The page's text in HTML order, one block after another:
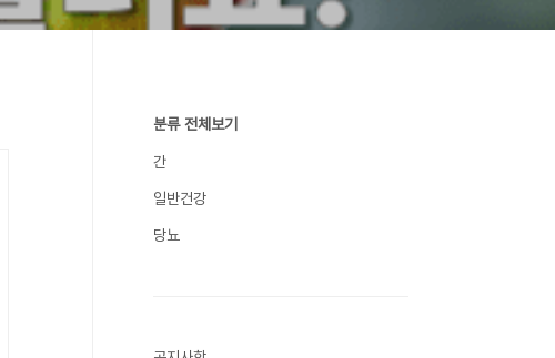
분류 전체보기
간
일반건강
당뇨